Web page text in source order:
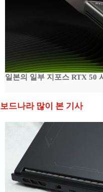
일본의 일부 지포스 RTX 50
보드나라 많이 본 기사